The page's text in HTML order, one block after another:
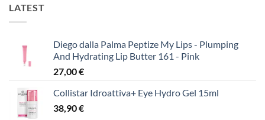
LATEST
Diego dalla Palma Peptize My Lips - Plumping
And Hydrating Lip Butter 161 - Pink
27,00€
Collistar Idroattiva+ Eye Hydro Gel 15ml
38,90€